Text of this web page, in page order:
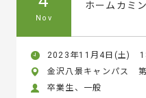
Nov
ホームカミ
2023年11月4日(土)
金沢八景キャンパス
卒業生、一般